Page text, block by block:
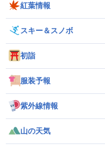
紅葉情報
スキー＆スノボ
初詣
服装予報
紫外線情報
山の天気